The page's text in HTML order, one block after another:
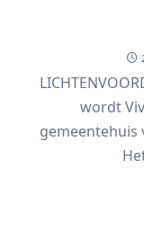
wordt
gemeentehuis